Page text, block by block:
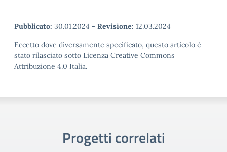
Pubblicato: 30.01.2024 - Revisione: 12.03.2024
Eccetto dove diversamente specificato, questo articolo è
stato rilasciato sotto Licenza Creative Commons
Attribuzione 4.0 Italia.
Progetti correlati